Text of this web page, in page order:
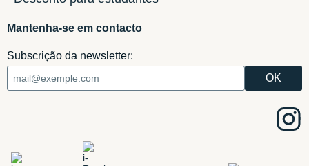
Mantenha-se em contacto
Subscrição da newsletter: